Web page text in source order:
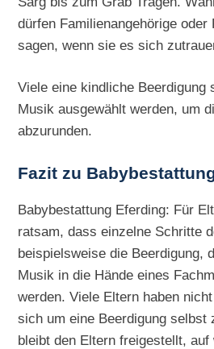
dürfen Familienangehörige oder
sagen, wenn sie es sich
Viele eine kindliche Beerdigung
Musik ausgewählt werden, um
abzurunden.
Fazit zu
Babybestattung Eferding: Für
ratsam, dass einzelne Schritte
beispielsweise die Beerdigung,
Musik in die Hände eines
werden. Viele Eltern haben
sich um eine Beerdigung selbst
bleibt den Eltern freigestellt,